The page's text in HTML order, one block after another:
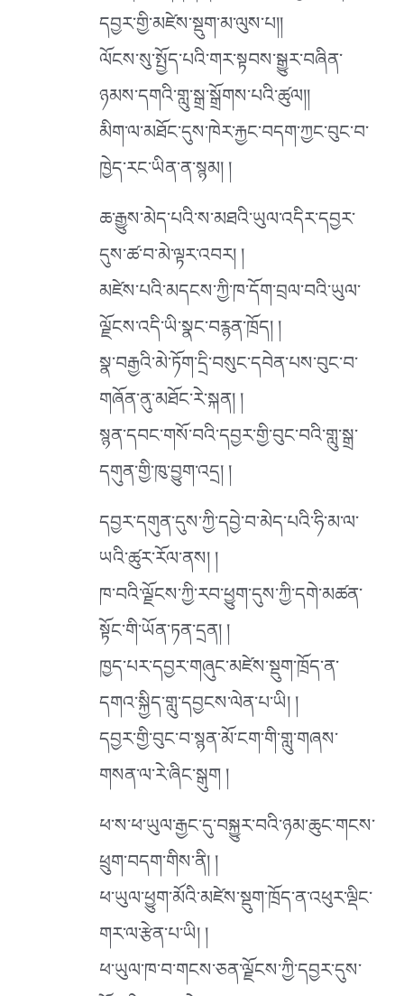
དབྱར་གྱི་མཛེས་སྡུག་མ་ལུས་པ།།
ལོངས་སུ་སྤྱོད་པའི་གར་སྟབས་སྒྱུར་བཞིན་
ཉམས་དགའི་གླུ་སྒྲ་སྒྲོགས་པའི་ཚུལ།།
མིག་ལ་མཐོང་དུས་ཁེར་རྐྱང་བདག་ཀྱང་བུང་བ་
ཁྱེད་རང་ཡིན་ན་སྙམ། །
ཆ་རྒྱུས་མེད་པའི་ས་མཐའི་ཡུལ་འདིར་དབྱར་
དུས་ཚ་བ་མེ་ལྟར་འབར། །
མཛེས་པའི་མདངས་ཀྱི་ཁ་དོག་བྲལ་བའི་ཡུལ་
ལྗོངས་འདི་ཡི་སྣང་བརྙན་ཁྲོད། །
སྣ་བརྒྱའི་མེ་ཏོག་དྲི་བསུང་དབེན་པས་བུང་བ་
གཞོན་ནུ་མཐོང་རེ་སྐན། །
སྙན་དབང་གསོ་བའི་དབྱར་གྱི་བུང་བའི་གླུ་སྒྲ་
དགུན་གྱི་ཁུ་བྱུག་འདྲ། །
དབྱར་དགུན་དུས་ཀྱི་དབྱེ་བ་མེད་པའི་ཧི་མ་ལ་
ཡའི་ཚུར་རོལ་ནས། །
ཁ་བའི་ལྗོངས་ཀྱི་རབ་ཕྱུག་དུས་ཀྱི་དགེ་མཚན་
སྟོང་གི་ཡོན་ཏན་དྲན། །
ཁྱད་པར་དབྱར་གཞུང་མཛེས་སྡུག་ཁྲོད་ན་
དགའ་སྐྱིད་གླུ་དབྱངས་ལེན་པ་ཡི། །
དབྱར་གྱི་བུང་བ་སྙན་མོ་ངག་གི་གླུ་གཞས་
གསན་ལ་རེ་ཞིང་སྒུག །
ཕ་ས་ཕ་ཡུལ་རྒྱང་དུ་བསྐྱུར་བའི་ཉམ་ཆུང་གངས་
ཕྲུག་བདག་གིས་ནི། །
ཕ་ཡུལ་ཕྱུག་མོའི་མཛེས་སྡུག་ཁྲོད་ན་འཕུར་ལྡིང་
གར་ལ་རྩེན་པ་ཡི། །
ཕ་ཡུལ་ཁ་བ་གངས་ཅན་ལྗོངས་ཀྱི་དབྱར་དུས་